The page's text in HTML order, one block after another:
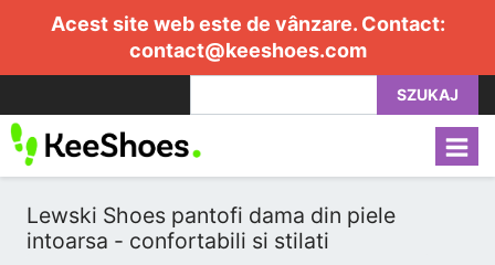
Acest site web este de vânzare. Contact:
contact@keeshoes.com
SZUKAJ
Lewski Shoes pantofi dama din piele
intoarsa - confortabili si stilati